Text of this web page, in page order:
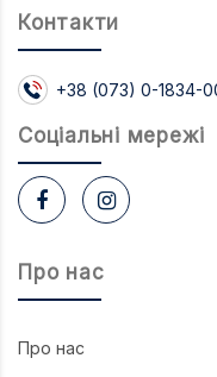
Про нас
Про нас
Контакти
+38 (073) 0-1834-
Соцiальнi мережi